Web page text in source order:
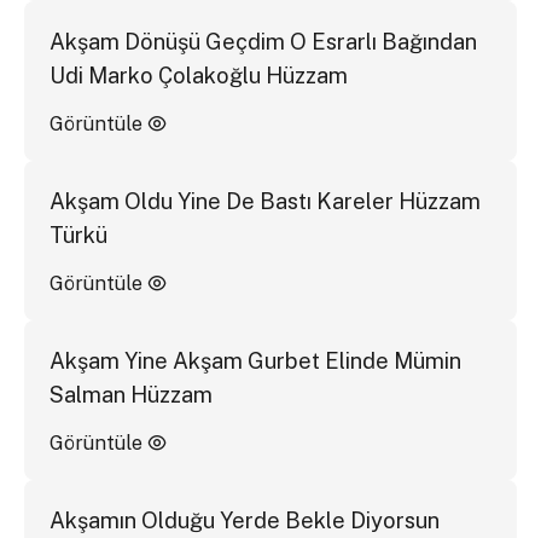
Akşam Dönüşü Geçdim O Esrarlı Bağından
Udi Marko Çolakoğlu Hüzzam
Görüntüle
Akşam Oldu Yine De Bastı Kareler Hüzzam
Türkü
Görüntüle
Akşam Yine Akşam Gurbet Elinde Mümin
Salman Hüzzam
Görüntüle
Akşamın Olduğu Yerde Bekle Diyorsun